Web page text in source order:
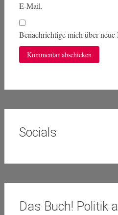
E-Mail.
Benachrichtige mich über
Socials
Das Buch! Politik